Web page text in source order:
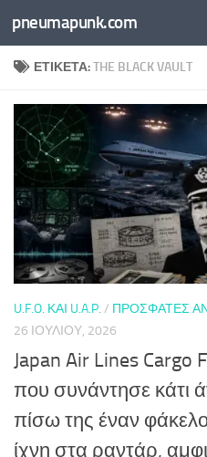
Skip to content
pneumapunk.com
ΕΤΙΚΈΤΑ:THE BLACK VAULT
U.F.O. ΚΑΙ U.A.P. / ΠΡΌΣΦΑΤΕΣ
26 ΙΟΥΛΊΟΥ, 2026
Japan Air Lines
που συνάντησε κάτι
πίσω της έναν
ίχνη στα ραντάρ,